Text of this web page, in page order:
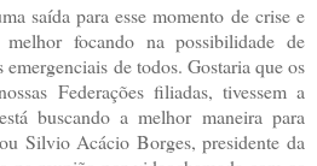
saída para esse momento de crise e
focando na possibilidade de
emergenciais de todos. Gostaria que os
Federações filiadas, tivessem a
buscando a melhor maneira para
Silvio Acácio Borges, presidente da